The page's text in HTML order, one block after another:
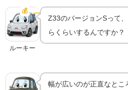
💰 中古相場
フェアレディZ Z33は今
ルーキー
Z33のバージョンSって
らくらいするんですか？
幅が広いのが正直なとこ